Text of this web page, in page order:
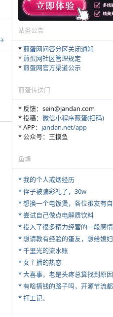
站务公告
*煎蛋网问答分区关闭通知
*煎蛋网社区管理规定
*煎蛋网官方渠道公示
煎蛋传送门
* 反馈：sein@jandan.com
* 投稿： 微信小程序煎蛋(扫码)
* APP： jandan.net/app
* 公众号：王摸鱼
鱼塘
* 我的个人戒烟经历
* 侄子被骗彩礼了，30w
* 想换一个电饭煲，各位蛋友有
* 尝试自己做点电解质饮料
* 千里光的流水账
* 女主播的热恋
* 大喜事，老是头疼总算找到原因
* 打工记、